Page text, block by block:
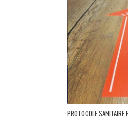
PROTOCOLE